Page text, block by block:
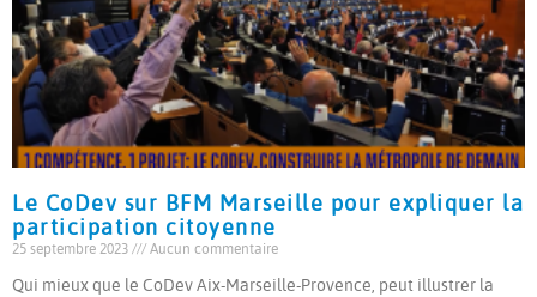
Le CoDev sur BFM Marseille pour expliquer la
participation citoyenne
25 septembre 2023 Aucun commentaire
Qui mieux que le CoDev Aix-Marseille-Provence, peut illustrer la